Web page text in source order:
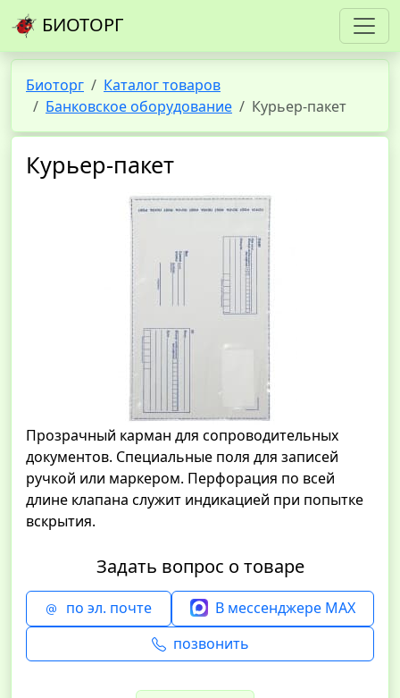
БИОТОРГ
Биоторг
Каталог товаров
Банковское оборудование
Курьер-пакет
Курьер-пакет
Прозрачный карман для сопроводительных
документов. Специальные поля для записей
ручкой или маркером. Перфорация по всей
длине клапана служит индикацией при попытке
вскрытия.
Задать вопрос о товаре
по эл. почте
В мессенджере MAX
позвонить